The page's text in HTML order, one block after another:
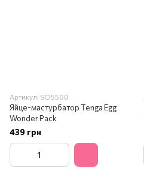
Артикул: SO5500
Яйце-мастурбатор Tenga Egg
Wonder Pack
439 грн